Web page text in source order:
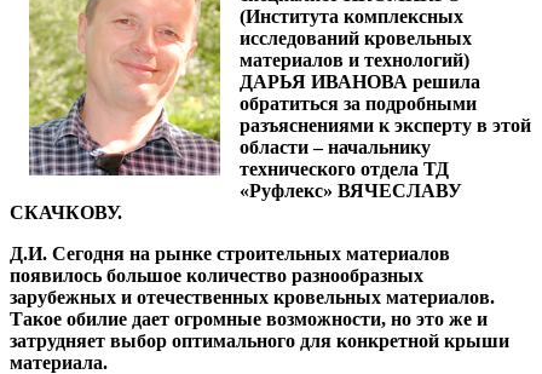
(Института комплексных
исследований кровельных
материалов и технологий)
ДАРЬЯ ИВАНОВА решила
обратиться за подробными
разъяснениями к эксперту в этой
области – начальнику
технического отдела ТД
«Руфлекс» ВЯЧЕСЛАВУ
СКАЧКОВУ.
Д.И. Сегодня на рынке строительных материалов
появилось большое количество разнообразных
зарубежных и отечественных кровельных материалов.
Такое обилие дает огромные возможности, но это же и
затрудняет выбор оптимального для конкретной крыши
материала.